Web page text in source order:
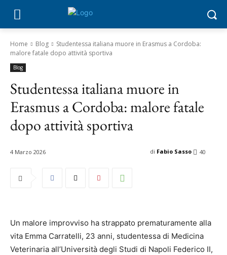
Home Blog
Studentessa italiana muore in Erasmus a Cordoba:
malore fatale dopo attività sportiva
Blog
Studentessa italiana muore in
Erasmus a Cordoba: malore fatale
dopo attività sportiva
4 Marzo 2026 40
di Fabio Sasso
Un malore improvviso ha strappato prematuramente alla
vita Emma Carratelli, 23 anni, studentessa di Medicina
Veterinaria all’Università degli Studi di Napoli Federico II,